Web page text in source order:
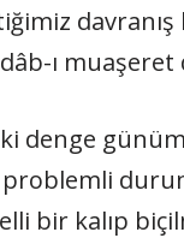
ı
denge
problemli
bir kalıp